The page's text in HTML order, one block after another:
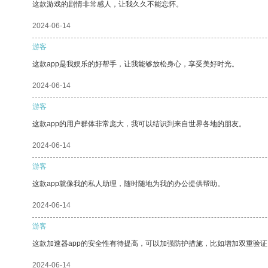
这款游戏的剧情非常感人，让我久久不能忘怀。
2024-06-14
游客
这款app是我娱乐的好帮手，让我能够放松身心，享受美好时光。
2024-06-14
游客
这款app的用户群体非常庞大，我可以结识到来自世界各地的朋友。
2024-06-14
游客
这款app就像我的私人助理，随时随地为我的办公提供帮助。
2024-06-14
游客
这款加速器app的安全性有待提高，可以加强防护措施，比如增加双重验
2024-06-14